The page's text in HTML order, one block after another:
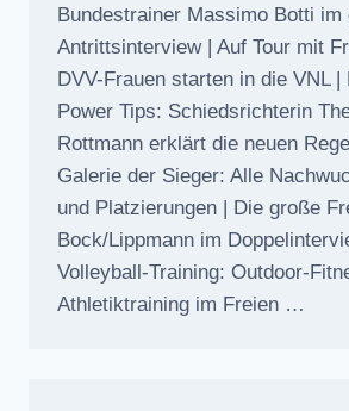
Bundestrainer Massimo Botti im
Antrittsinterview | Auf Tour mit
DVV-Frauen starten in die VNL |
Power Tips: Schiedsrichterin
Rottmann erklärt die neuen
Galerie der Sieger: Alle
und Platzierungen | Die große
Bock/Lippmann im
Volleyball-Training: Outdoor-
Athletiktraining im Freien …